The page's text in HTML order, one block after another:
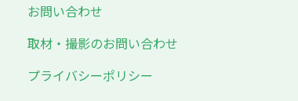
お問い合わせ
取材・撮影のお問い合わせ
プライバシーポリシー